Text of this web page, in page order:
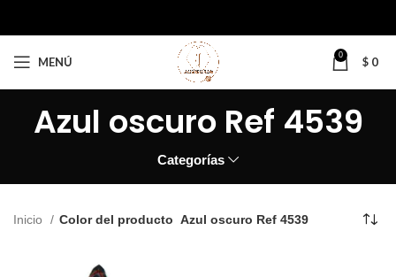
MENÚ 0 $ 0
Azul oscuro Ref 4539
Categorías
Inicio Color del producto Azul oscuro Ref 4539